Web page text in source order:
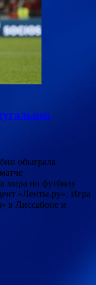
обыграла
мира по футболу
«Ленты.ру». Игра
в Лиссабоне и